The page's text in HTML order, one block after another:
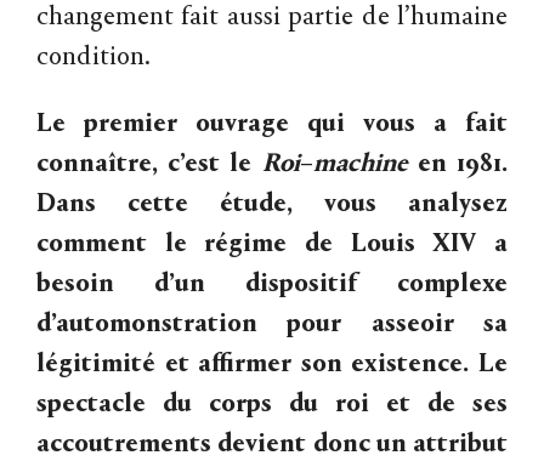
changement fait aussi partie de l’humaine
condition.
Le premier ouvrage qui vous a fait
connaître, c’est le Roi–machineen 1981.
Dans cette étude, vous analysez
comment le régime de Louis XIV a
besoin d’un dispositif complexe
d’automonstration pour asseoir sa
légitimité et affirmer son existence. Le
spectacle du corps du roi et de ses
accoutrements devient donc un attribut